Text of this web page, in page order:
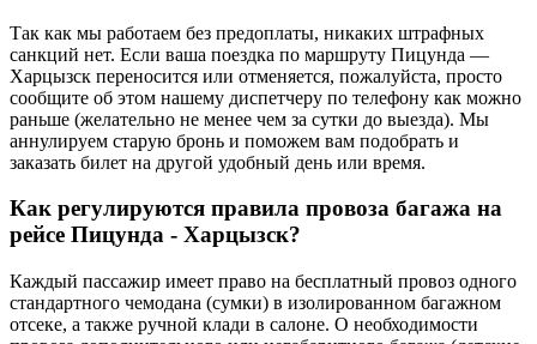
Так как мы работаем без предоплаты, никаких штрафных
санкций нет. Если ваша поездка по маршруту Пицунда —
Харцызск переносится или отменяется, пожалуйста, просто
сообщите об этом нашему диспетчеру по телефону как можно
раньше (желательно не менее чем за сутки до выезда). Мы
аннулируем старую бронь и поможем вам подобрать и
заказать билет на другой удобный день или время.
Как регулируются правила провоза багажа на
рейсе Пицунда - Харцызск?
Каждый пассажир имеет право на бесплатный провоз одного
стандартного чемодана (сумки) в изолированном багажном
отсеке, а также ручной клади в салоне. О необходимости